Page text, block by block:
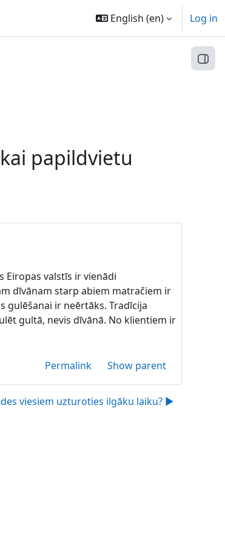
English ‎(en)‎ Log in
papildvietu
valstīs ir vienādi
dīvānam starp abiem matračiem ir
gulēšanai ir neērtāks. Tradīcija
gultā, nevis dīvānā. No klientiem ir
Permalink Show parent
viesiem uzturoties ilgāku laiku? ▶︎